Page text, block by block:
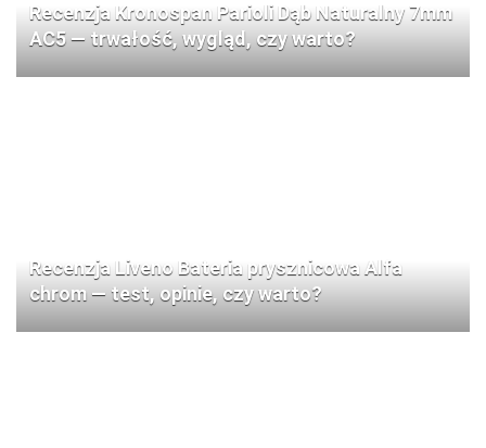
Recenzja Kronospan Parioli Dąb Naturalny 7mm
AC5 — trwałość, wygląd, czy warto?
Recenzja Liveno Bateria prysznicowa Alfa
chrom — test, opinie, czy warto?